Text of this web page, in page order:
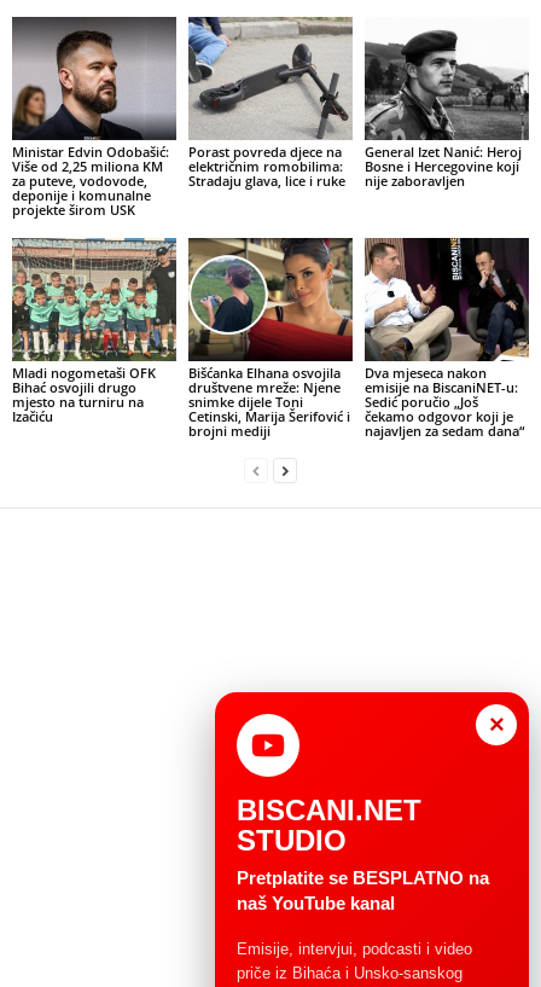
Ministar Edvin Odobašić:
Više od 2,25 miliona KM
za puteve, vodovode,
deponije i komunalne
projekte širom USK
Porast povreda djece na
električnim romobilima:
Stradaju glava, lice i ruke
General Izet Nanić: Heroj
Bosne i Hercegovine koji
nije zaboravljen
Mladi nogometaši OFK
Bihać osvojili drugo
mjesto na turniru na
Izačiću
Bišćanka Elhana osvojila
društvene mreže: Njene
snimke dijele Toni
Cetinski, Marija Šerifović i
brojni mediji
Dva mjeseca nakon
emisije na BiscaniNET-u:
Sedić poručio „Još
čekamo odgovor koji je
najavljen za sedam dana“
×
BISCANI.NET
STUDIO
Pretplatite se BESPLATNO na
naš YouTube kanal
Emisije, intervjui, podcasti i video
priče iz Bihaća i Unsko-sanskog